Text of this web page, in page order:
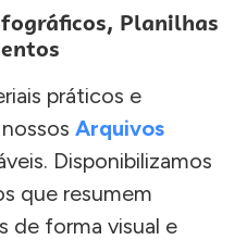
Planilhas
práticos e
Arquivos
Disponibilizamos
que resumem
de forma visual e